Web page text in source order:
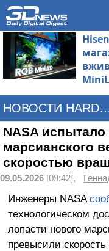
НОВОСТИ
NASA
марсианского
скоростью
09.05.2026 [09:42],
Инженеры NASA
технологическом
лопасти нового
превысили скорость